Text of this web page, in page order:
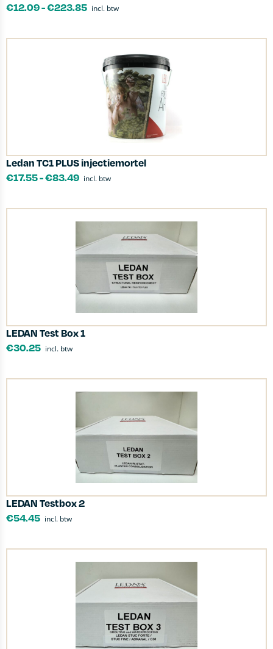
€12.09-€223.85 incl. btw
Ledan TC1 PLUS injectiemortel
€17.55-€83.49 incl. btw
LEDAN Test Box 1
€30.25 incl. btw
LEDAN Testbox 2
€54.45 incl. btw